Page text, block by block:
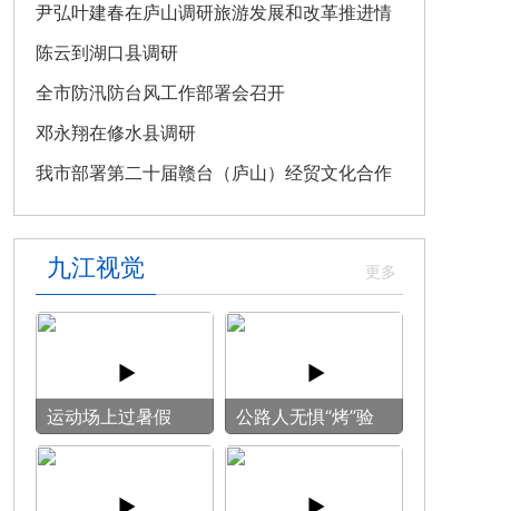
教育专题党课
尹弘叶建春在庐山调研旅游发展和改革推进情
况
陈云到湖口县调研
全市防汛防台风工作部署会召开
邓永翔在修水县调研
我市部署第二十届赣台（庐山）经贸文化合作
交流大会筹备工作
九江视觉
运动场上过暑假
公路人无惧“烤”验
守护畅安旅途